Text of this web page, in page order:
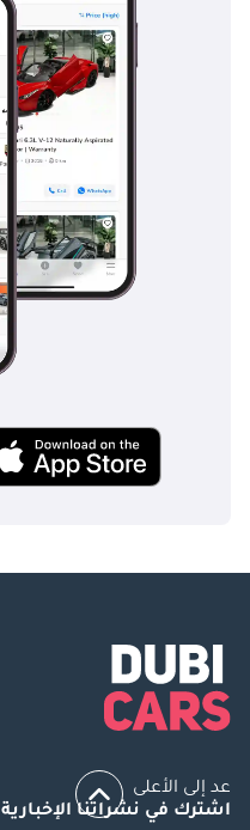
عد إلى الأعلى
اشترك في نشراتنا الإخبارية